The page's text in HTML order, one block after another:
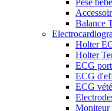
Pèse bébé
Balance
Holter
Holter
ECG
ECG
ECG
Moniteur